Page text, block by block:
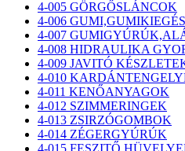
4-005 GÖRGŐSLÁNCOK
4-006
4-007
4-008 HIDRAULIKA
4-009 JAVITÓ
4-010
4-011 KENŐANYAGOK
4-012 SZIMMERINGEK
4-013 ZSIRZÓGOMBOK
4-014 ZÉGERGYÚRÚK
4-015 FESZITŐ